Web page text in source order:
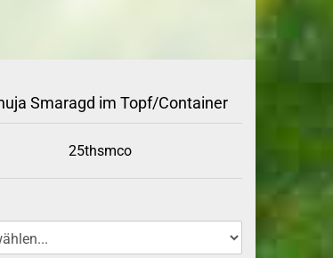
Smaragd im Topf/Container
25thsmco